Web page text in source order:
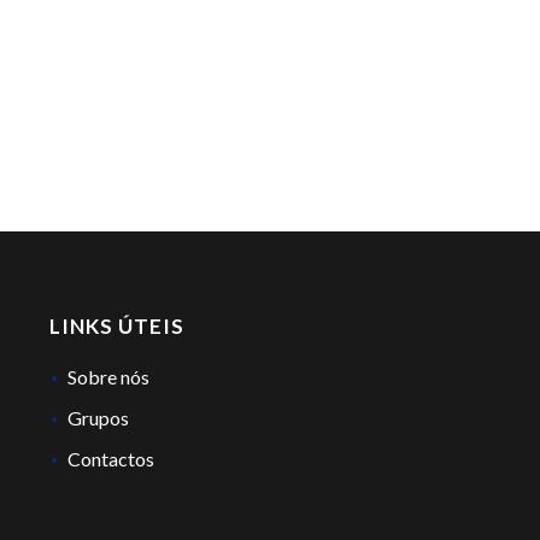
LINKS ÚTEIS
Sobre nós
Grupos
Contactos